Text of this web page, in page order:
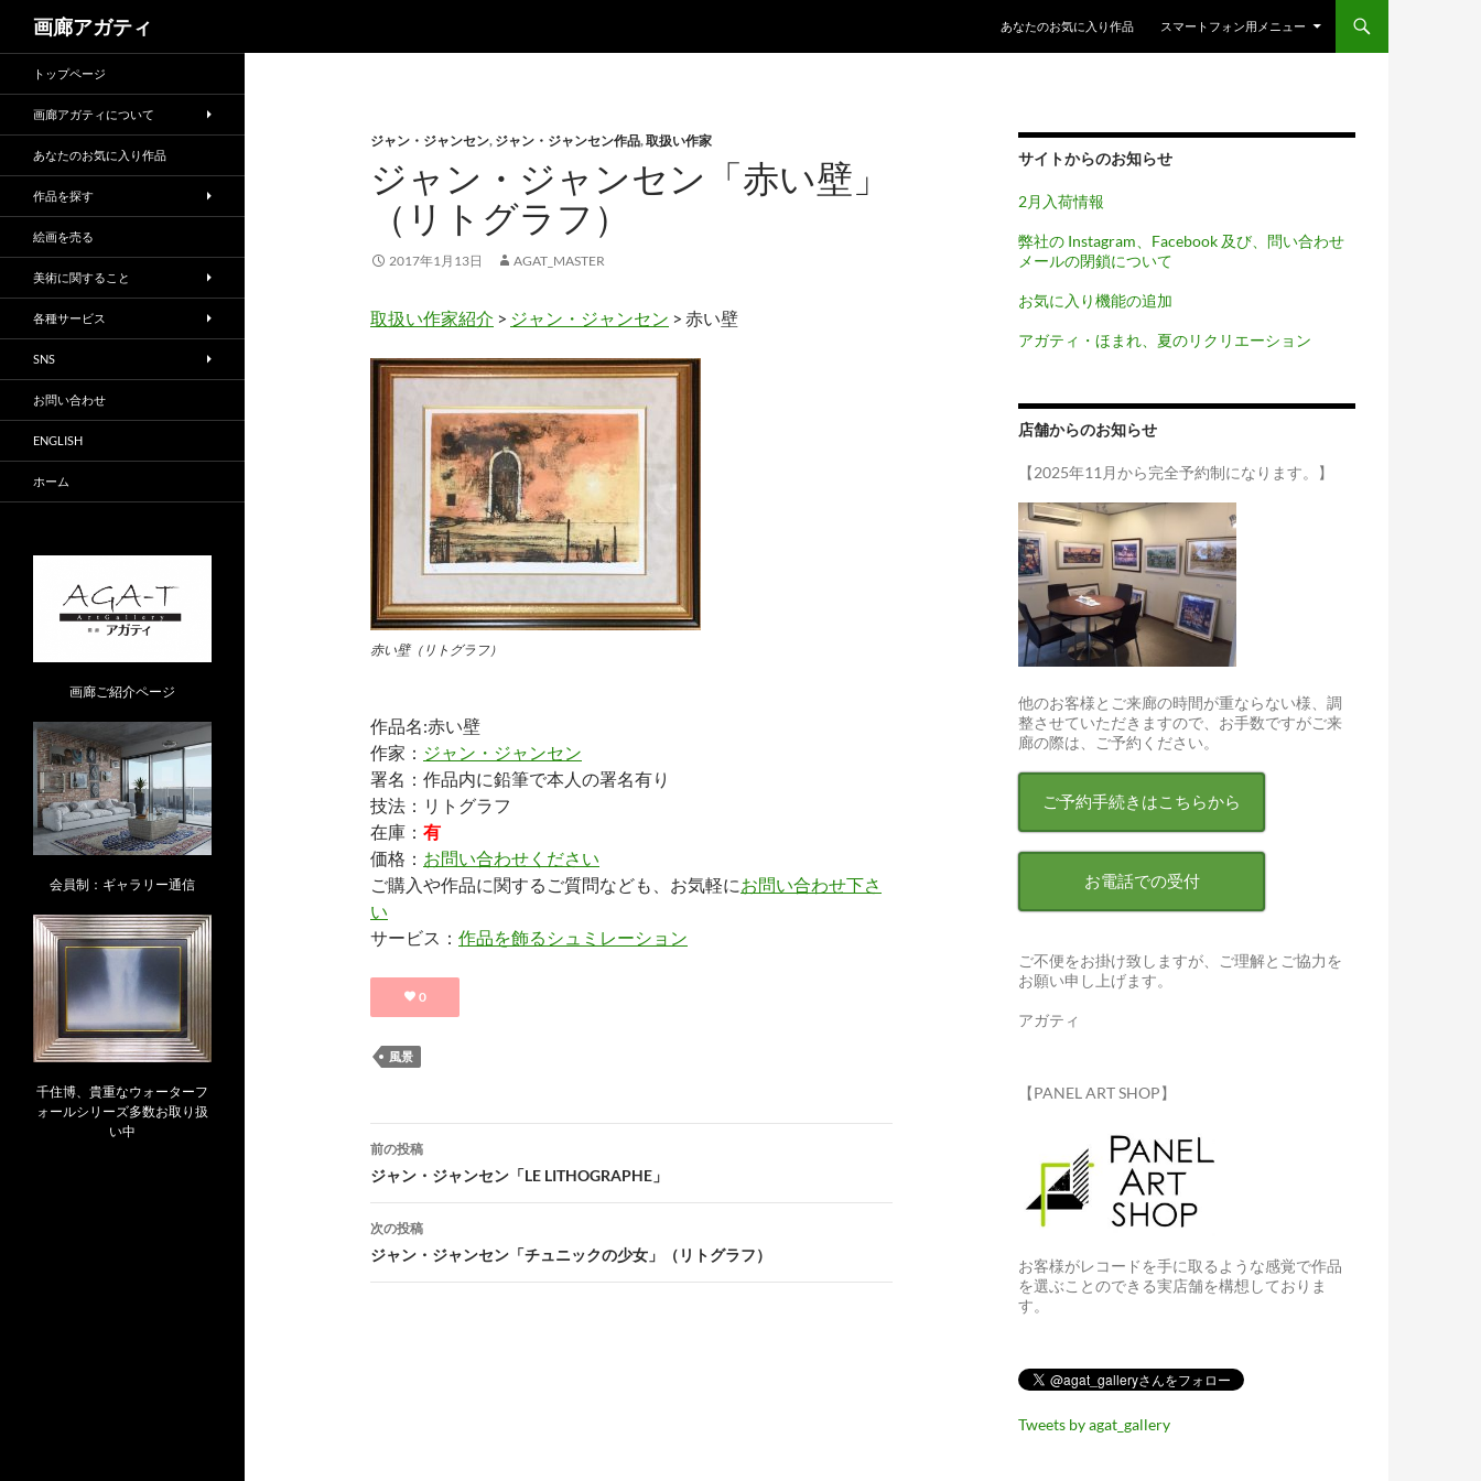
画廊アガティ
あなたのお気に入り作品
スマートフォン用メニュー
ジャン・ジャンセン, ジャン・ジャンセン作品,取扱い作家
ジャン・ジャンセン「赤い壁」
（リトグラフ）
2017年1月13日 AGAT_MASTER
取扱い作家紹介 > ジャン・ジャンセン > 赤い壁
赤い壁（リトグラフ）
作品名:赤い壁
作家： ジャン・ジャンセン
署名：作品内に鉛筆で本人の署名有り
技法：リトグラフ
在庫： 有
価格： お問い合わせください
ご購入や作品に関するご質問なども、お気軽にお問い合わせ下さ
い
サービス： 作品を飾るシュミレーション
0
風景
投
稿
ナ
ビ
ゲ
前の投稿
ジャン・ジャンセン「LE LITHOGRAPHE」
次の投稿
ジャン・ジャンセン「チュニックの少女」（リトグラフ）
サイトからのお知らせ
2月入荷情報
弊社の Instagram、Facebook 及び、問い合わせ
メールの閉鎖について
お気に入り機能の追加
アガティ・ほまれ、夏のリクリエーション
店舗からのお知らせ
【2025年11月から完全予約制になります。】
他のお客様とご来廊の時間が重ならない様、調
整させていただきますので、お手数ですがご来
廊の際は、ご予約ください。
ご予約手続きはこちらから
お電話での受付
ご不便をお掛け致しますが、ご理解とご協力を
お願い申し上げます。
アガティ
【PANEL ART SHOP】
お客様がレコードを手に取るような感覚で作品
を選ぶことのできる実店舗を構想しておりま
す。
Tweets by agat_gallery
トップページ
画廊アガティについて
あなたのお気に入り作品
作品を探す
絵画を売る
美術に関すること
各種サービス
SNS
お問い合わせ
ENGLISH
ホーム
画廊ご紹介ページ
会員制：ギャラリー通信
千住博、貴重なウォーターフ
ォールシリーズ多数お取り扱
い中